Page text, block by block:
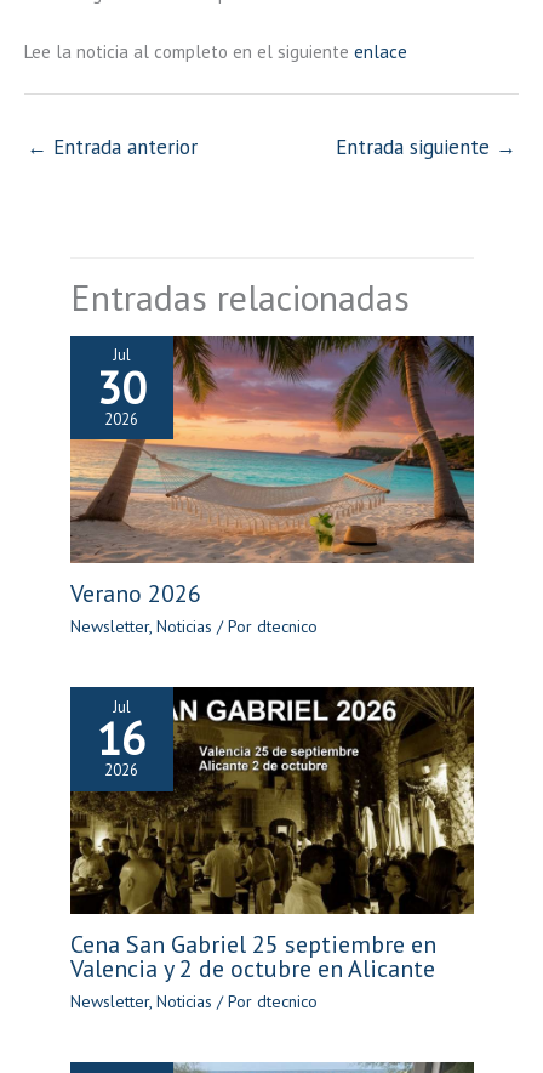
Lee la noticia al completo en el siguiente enlace
← Entrada anterior Entrada siguiente →
Entradas relacionadas
Jul
30
2026
Verano 2026
Newsletter, Noticias / Por dtecnico
Jul
16
2026
Cena San Gabriel 25 septiembre en
Valencia y 2 de octubre en Alicante
Newsletter, Noticias / Por dtecnico